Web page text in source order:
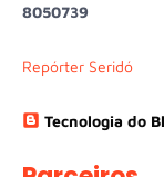
8050739
Repórter Seridó
Tecnologia do